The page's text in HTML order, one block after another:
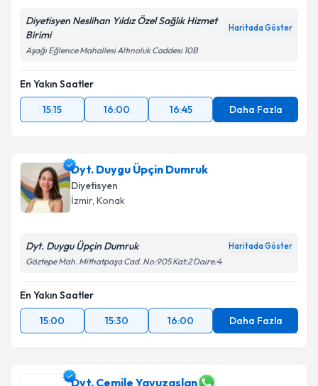
Diyetisyen Neslihan Yıldız Özel Sağlık Hizmet
Birimi
Haritada Göster
Aşağı Eğlence Mahallesi Altınoluk Caddesi 10B
En Yakın Saatler
15:15
16:00 16:45 Daha Fazla
Dyt. Duygu Üpçin Dumruk
Diyetisyen
İzmir, Konak
Dyt. Duygu Üpçin Dumruk Haritada Göster
Göztepe Mah. Mithatpaşa Cad. No:905 Kat:2 Daire:4
En Yakın Saatler
15:00
15:30 16:00 Daha Fazla
Dyt. Cemile Yavuzaslan